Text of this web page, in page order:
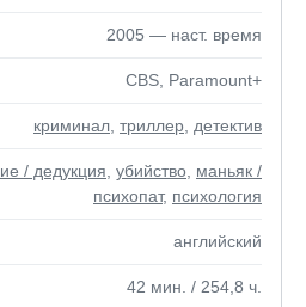
2005 — наст. время
CBS, Paramount+
криминал триллер детектив
/ дедукция убийство маньяк /
психопат, психология
английский
42 мин. / 254,8 ч.